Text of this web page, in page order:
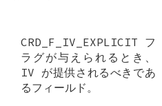
CRD_F_IV_EXPLICIT フ
ラグが与えられるとき、
IV が提供されるべきであ
るフィールド。